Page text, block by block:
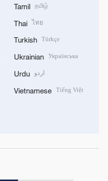
Tamil தமிழ்
Thai ไทย
Turkish Türkçe
Ukrainian Українська
Urdu اردو
Vietnamese Tiếng Việt